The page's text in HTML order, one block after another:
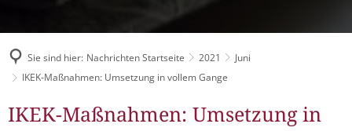
Konzertsaal LMAH
Schlitzer Geschichten
Sie sind hier: Nachrichten Startseite 2021
Juni
IKEK-Maßnahmen: Umsetzung in vollem Gange
IKEK-Maßnahmen: Umsetzung in